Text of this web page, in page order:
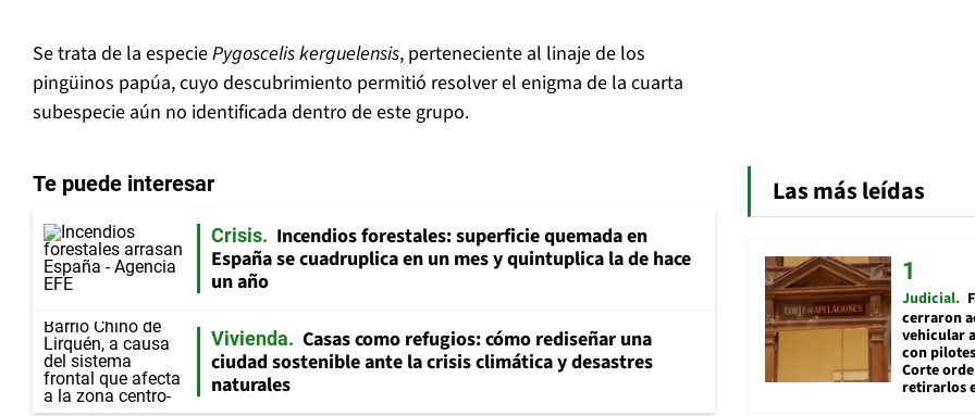
Se trata de la especiePygoscelis kerguelensis, perteneciente al linaje de los
pingüinos papúa, cuyo descubrimiento permitió resolver el enigma de la cuarta
subespecie aún no identificada dentro de este grupo.
Te puede interesar
Crisis
Incendios forestales: superficie quemada en
España se cuadruplica en un mes y quintuplica la de hace
un año
Vivienda
Casas como refugios: cómo rediseñar una
ciudad sostenible ante la crisis climática y desastres
naturales
Las más leídas
Judicial
cerraron
vehicular
con
Corte
retirarlos